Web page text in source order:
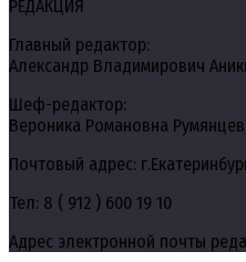
РЕДАКЦИЯ
Главный редактор:
Александр Владимирович
Шеф-редактор:
Вероника Романовна
Почтовый адрес:
Тел: 8 ( 912 ) 600 19 10
Адрес электронной почты